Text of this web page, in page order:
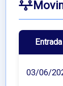
Entrada
03/06/